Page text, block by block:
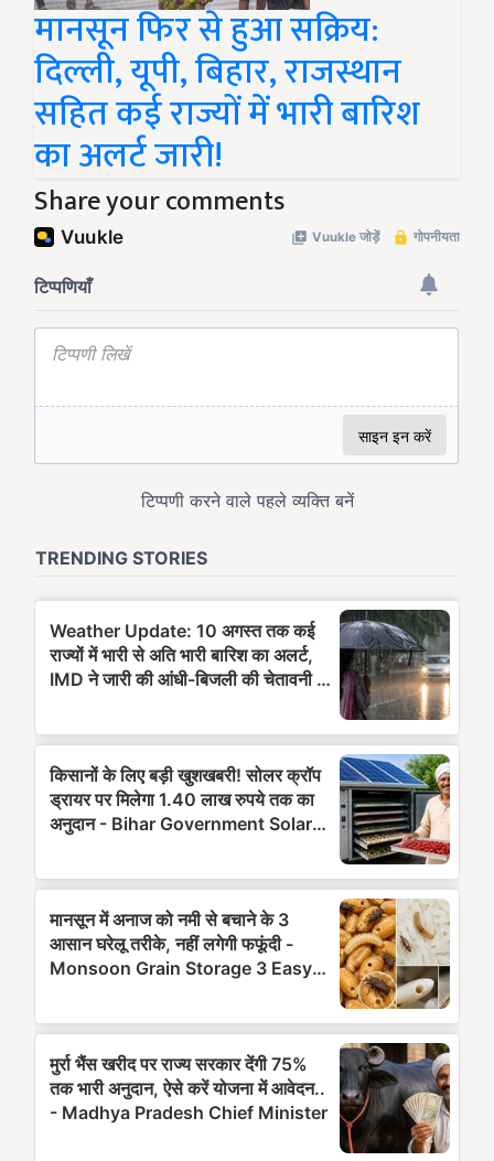
मानसून फिर से हुआ सक्रिय:
दिल्ली, यूपी, बिहार, राजस्थान
सहित कई राज्यों में भारी बारिश
का अलर्ट जारी!
Share your comments